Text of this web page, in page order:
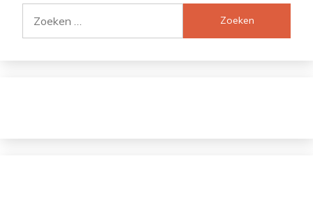
naar: